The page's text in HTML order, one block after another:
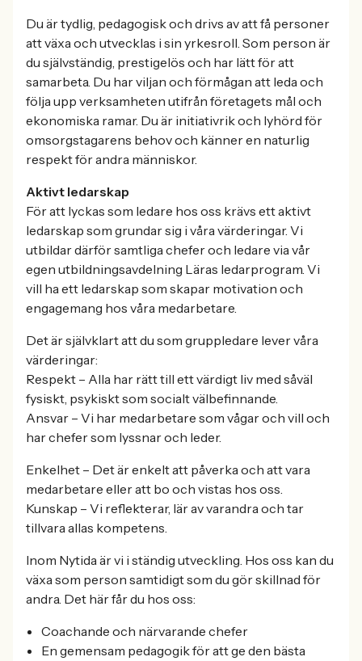
Du är tydlig, pedagogisk och drivs av att få personer
att växa och utvecklas i sin yrkesroll. Som person är
du självständig, prestigelös och har lätt för att
samarbeta. Du har viljan och förmågan att leda och
följa upp verksamheten utifrån företagets mål och
ekonomiska ramar. Du är initiativrik och lyhörd för
omsorgstagarens behov och känner en naturlig
respekt för andra människor.
Aktivt ledarskap
För att lyckas som ledare hos oss krävs ett aktivt
ledarskap som grundar sig i våra värderingar. Vi
utbildar därför samtliga chefer och ledare via vår
egen utbildningsavdelning Läras ledarprogram. Vi
vill ha ett ledarskap som skapar motivation och
engagemang hos våra medarbetare.
Det är självklart att du som gruppledare lever våra
värderingar:
Respekt – Alla har rätt till ett värdigt liv med såväl
fysiskt, psykiskt som socialt välbefinnande.
Ansvar – Vi har medarbetare som vågar och vill och
har chefer som lyssnar och leder.
Enkelhet – Det är enkelt att påverka och att vara
medarbetare eller att bo och vistas hos oss.
Kunskap – Vi reflekterar, lär av varandra och tar
tillvara allas kompetens.
Inom Nytida är vi i ständig utveckling. Hos oss kan du
växa som person samtidigt som du gör skillnad för
andra. Det här får du hos oss:
Coachande och närvarande chefer
En gemensam pedagogik för att ge den bästa